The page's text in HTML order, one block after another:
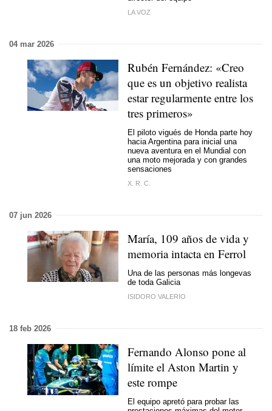
LA VOZ
04 mar 2026
Rubén Fernández: «Creo
que es un objetivo realista
estar regularmente entre los
tres primeros»
El piloto vigués de Honda parte hoy
hacia Argentina para inicial una
nueva aventura en el Mundial con
una moto mejorada y con grandes
sensaciones
X. R. C.
07 jun 2026
María, 109 años de vida y
memoria intacta en Ferrol
Una de las personas más longevas
de toda Galicia
ISIDORO VALERIO
18 feb 2026
Fernando Alonso pone al
límite el Aston Martin y
este rompe
El equipo apretó para probar las